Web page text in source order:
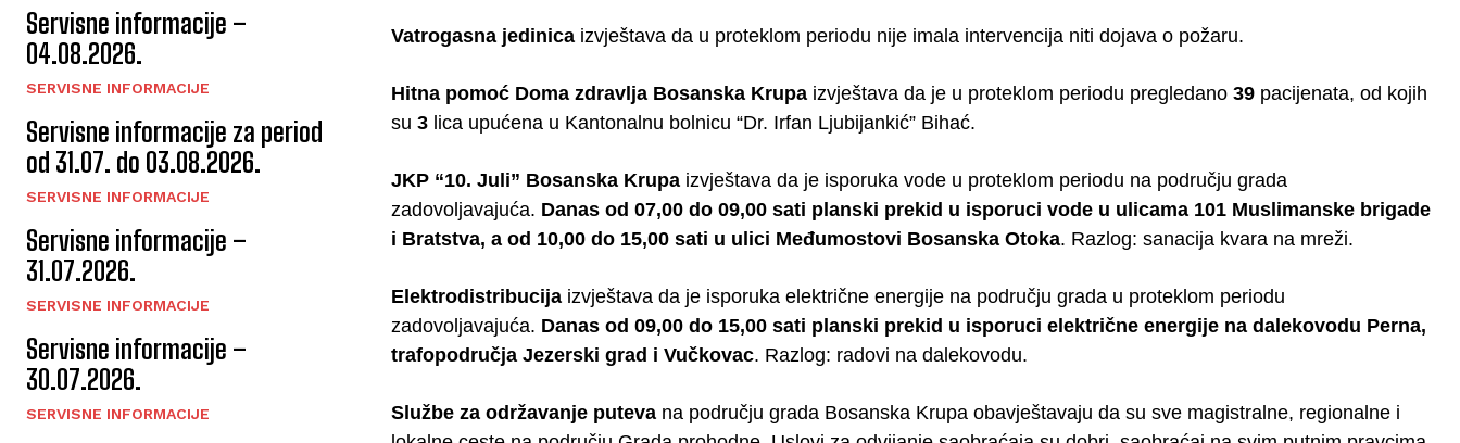
Servisne informacije –
04.08.2026.
SERVISNE INFORMACIJE
Servisne informacije za period
od 31.07. do 03.08.2026.
SERVISNE INFORMACIJE
Servisne informacije –
31.07.2026.
SERVISNE INFORMACIJE
Servisne informacije –
30.07.2026.
SERVISNE INFORMACIJE
Vatrogasna jedinica izvještava da u proteklom periodu nije imala intervencija niti dojava o požaru.
Hitna pomoć Doma zdravlja Bosanska Krupa izvještava da je u proteklom periodu pregledano 39 pacijenata, od kojih
su 3 lica upućena u Kantonalnu bolnicu “Dr. Irfan Ljubijankić” Bihać.
JKP “10. Juli” Bosanska Krupa izvještava da je isporuka vode u proteklom periodu na području grada
zadovoljavajuća. Danas od 07,00 do 09,00 sati planski prekid u isporuci vode u ulicama 101 Muslimanske brigade
i Bratstva, a od 10,00 do 15,00 sati u ulici Međumostovi Bosanska Otoka. Razlog: sanacija kvara na mreži.
Elektrodistribucija izvještava da je isporuka električne energije na području grada u proteklom periodu
zadovoljavajuća. Danas od 09,00 do 15,00 sati planski prekid u isporuci električne energije na dalekovodu Perna,
trafopodručja Jezerski grad i Vučkovac. Razlog: radovi na dalekovodu.
Službe za održavanje puteva na području grada Bosanska Krupa obavještavaju da su sve magistralne, regionalne i